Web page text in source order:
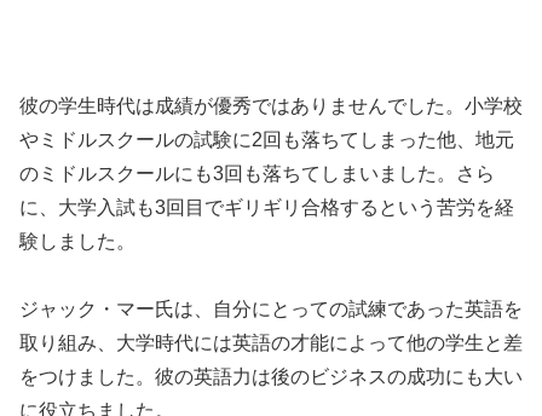
彼の学生時代は成績が優秀ではありませんでした。小学校
やミドルスクールの試験に2回も落ちてしまった他、地元
のミドルスクールにも3回も落ちてしまいました。さら
に、大学入試も3回目でギリギリ合格するという苦労を経
験しました。
ジャック・マー氏は、自分にとっての試練であった英語を
取り組み、大学時代には英語の才能によって他の学生と差
をつけました。彼の英語力は後のビジネスの成功にも大い
に役立ちました。